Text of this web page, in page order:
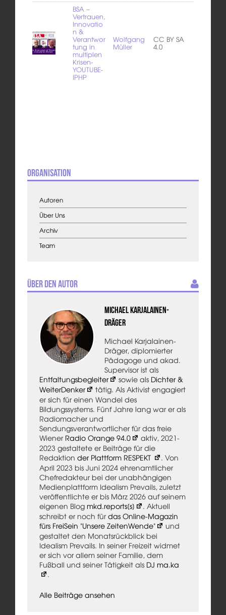
BSA –
Vertrauen,
Innovatio
n &
Verantwor
tung in
multiplen
Krisen-
YOUTUBE-
IPHP
Wolfgang
Müller
CC BY SA
4.0
Organisation
Autoren
Über Uns
Archiv
Team
Über den Autor
Michael Karjalainen-
Dräger
Michael Karjalainen-
Dräger, diplomierter
Pädagoge und akad.
Supervisor ist als
Entfaltungsbegleiter
sowie als Dichter &
WeiterDenker
tätig. Als Aktivist engagiert
er sich für einen Wandel des
Bildungssystems. Fünf Jahre lang war er als
Radiomacher und
Sendungsverantwortlicher für das freie
Wiener Radio Orange 94.0
aktiv, 2021-
2023 gestaltete er Beiträge für die
Redaktion der Plattform RESPEKT
. Von
April 2023 bis Juni 2024 ehrenamtlicher
Chefredakteur bei der unabhängigen
Medienplattform Idealism Prevails, zuletzt
veröffentlichte er bis März 2026 auf seinem
eigenen Blog mkd.reports[s]
. Aktuell
schreibt er noch für das Online-Magazin
fürs FreiSein "Unsere ZeitenWende"
und
gestaltet den Monatsrückblick bei
Idealism Prevails. In seiner Freizeit widmet
er sich vor allem seiner Familie, dem
Fußball und seiner Tätigkeit als DJ ma.ka
.
Alle Beiträge ansehen